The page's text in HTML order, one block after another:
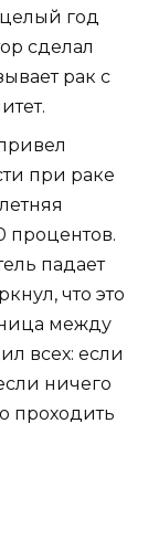
год
сделал
рак с
при раке
процентов.
падает
что это
между
всех: если
ничего
проходить